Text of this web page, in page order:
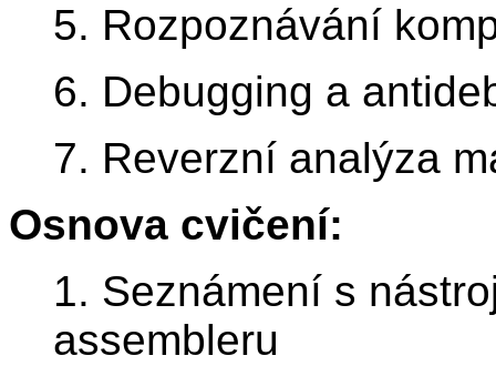
5. Rozpoznávání
6. Debugging a
7. Reverzní analýza
Osnova cvičení:
1. Seznámení s
assembleru